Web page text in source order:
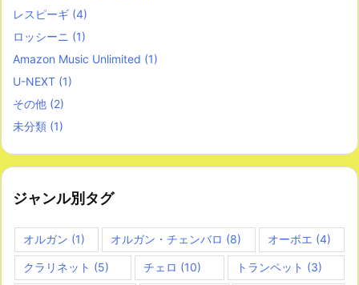
レスピーギ (4)
ロッシーニ (1)
Amazon Music Unlimited (1)
U-NEXT (1)
その他 (2)
未分類 (1)
ジャンル別タグ
オルガン (1) オルガン・チェンバロ (8) オーボエ (4)
クラリネット (5) チェロ (10) トランペット (3)